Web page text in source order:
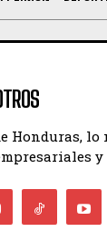
Honduras, lo